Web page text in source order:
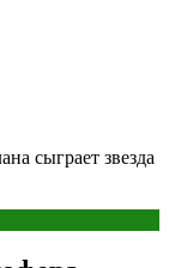
сыграет звезда